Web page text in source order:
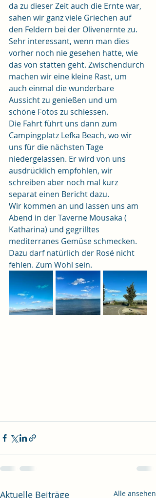
da zu dieser Zeit auch die Ernte war,
sahen wir ganz viele Griechen auf
den Feldern bei der Olivenernte zu.
Sehr interessant, wenn man dies
vorher noch nie gesehen hatte, wie
das von statten geht. Zwischendurch
machen wir eine kleine Rast, um
auch einmal die wunderbare
Aussicht zu genießen und um
schöne Fotos zu schiessen.
Die Fahrt führt uns dann zum
Campingplatz Lefka Beach, wo wir
uns für die nächsten Tage
niedergelassen. Er wird von uns
ausdrücklich empfohlen, wir
schreiben aber noch mal kurz
separat einen Bericht dazu.
Wir kommen an und lassen uns am
Abend in der Taverne Mousaka (
Katharina) und gegrilltes
mediterranes Gemüse schmecken.
Dazu darf natürlich der Rosé nicht
fehlen. Zum Wohl sein.
Aktuelle Beiträge Alle ansehen